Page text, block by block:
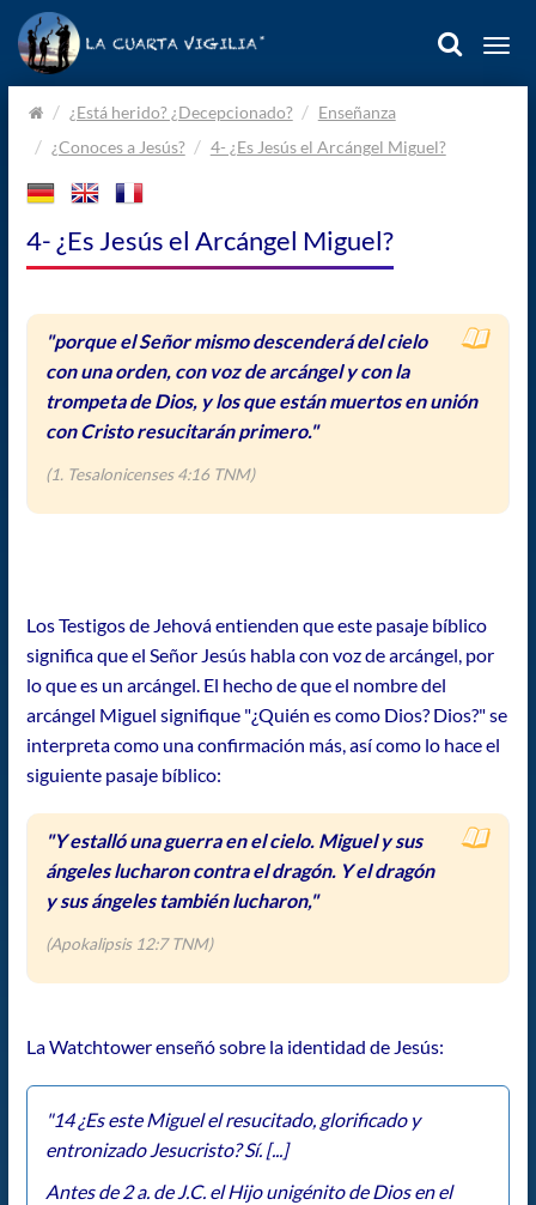
Home.¿Está herido? ¿Decepcionado?
Enseñanza
¿Conoces a Jesús?
4- ¿Es Jesús el Arcángel Miguel?
4- ¿Es Jesús el Arcángel Miguel?
"porque el Señor mismo descenderá del cielo
con una orden, con voz de arcángel y con la
trompeta de Dios, y los que están muertos en unión
con Cristo resucitarán primero."
(1. Tesalonicenses 4:16 TNM)
Los Testigos de Jehová entienden que este pasaje bíblico
significa que el Señor Jesús habla con voz de arcángel, por
lo que es un arcángel. El hecho de que el nombre del
arcángel Miguel signifique "¿Quién es como Dios? Dios?" se
interpreta como una confirmación más, así como lo hace el
siguiente pasaje bíblico:
"Y estalló una guerra en el cielo. Miguel y sus
ángeles lucharon contra el dragón. Y el dragón
y sus ángeles también lucharon,"
(Apokalipsis 12:7 TNM)
La Watchtower enseñó sobre la identidad de Jesús:
"14 ¿Es este Miguel el resucitado, glorificado y
entronizado Jesucristo? Sí. [...]
Antes de 2 a. de J.C. el Hijo unigénito de Dios en el